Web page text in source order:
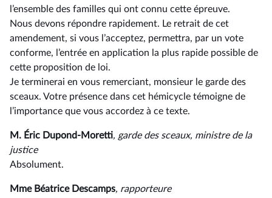
l’ensemble des familles qui ont connu cette épreuve.
Nous devons répondre rapidement. Le retrait de cet
amendement, si vous l’acceptez, permettra, par un vote
conforme, l’entrée en application la plus rapide possible de
cette proposition de loi.
Je terminerai en vous remerciant, monsieur le garde des
sceaux. Votre présence dans cet hémicycle témoigne de
l’importance que vous accordez à ce texte.
M. Éric Dupond-Moretti, garde des sceaux, ministre de la
justice
Absolument.
Mme Béatrice Descamps, rapporteure